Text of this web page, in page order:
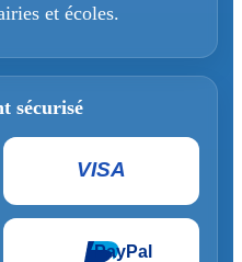
et écoles.
sécurisé
VISA
PayPal